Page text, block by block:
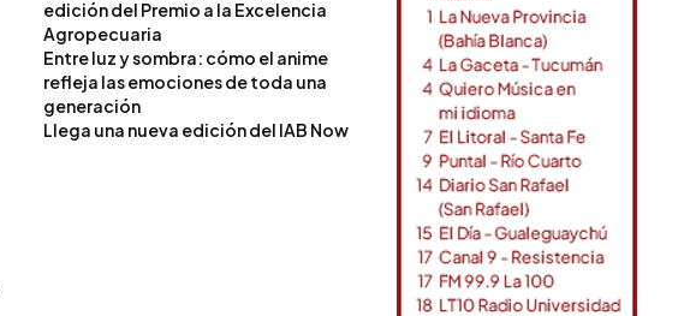
edición del Premio a la Excelencia
Agropecuaria
Entre luz y sombra: cómo el anime
refleja las emociones de toda una
generación
Llega una nueva edición del IAB Now